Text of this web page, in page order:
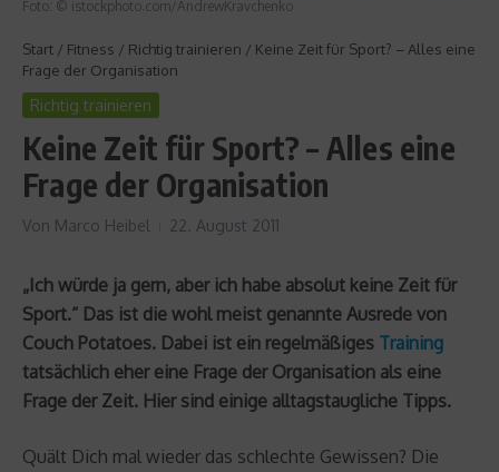
Foto: © istockphoto.com/AndrewKravchenko
Start / Fitness / Richtig trainieren / Keine Zeit für Sport? – Alles eine
Frage der Organisation
Richtig trainieren
Keine Zeit für Sport? – Alles eine
Frage der Organisation
Von Marco Heibel 22. August 2011
„Ich würde ja gern, aber ich habe absolut keine Zeit für
Sport.“ Das ist die wohl meist genannte Ausrede von
Couch Potatoes. Dabei ist ein regelmäßiges Training
tatsächlich eher eine Frage der Organisation als eine
Frage der Zeit. Hier sind einige alltagstaugliche Tipps.
Quält Dich mal wieder das schlechte Gewissen? Die